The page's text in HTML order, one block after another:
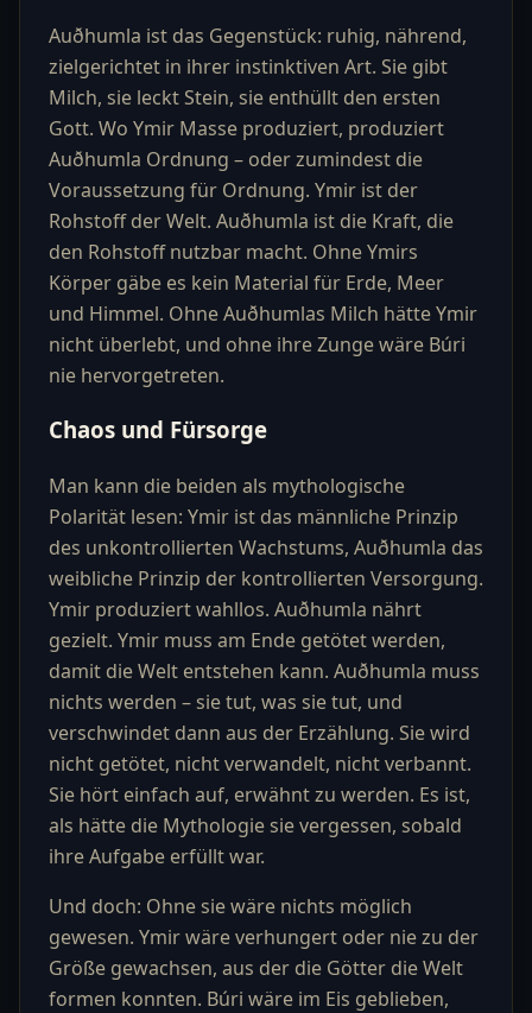
Auðhumla ist das Gegenstück: ruhig, nährend,
zielgerichtet in ihrer instinktiven Art. Sie gibt
Milch, sie leckt Stein, sie enthüllt den ersten
Gott. Wo Ymir Masse produziert, produziert
Auðhumla Ordnung – oder zumindest die
Voraussetzung für Ordnung. Ymir ist der
Rohstoff der Welt. Auðhumla ist die Kraft, die
den Rohstoff nutzbar macht. Ohne Ymirs
Körper gäbe es kein Material für Erde, Meer
und Himmel. Ohne Auðhumlas Milch hätte Ymir
nicht überlebt, und ohne ihre Zunge wäre Búri
nie hervorgetreten.
Chaos und Fürsorge
Man kann die beiden als mythologische
Polarität lesen: Ymir ist das männliche Prinzip
des unkontrollierten Wachstums, Auðhumla das
weibliche Prinzip der kontrollierten Versorgung.
Ymir produziert wahllos. Auðhumla nährt
gezielt. Ymir muss am Ende getötet werden,
damit die Welt entstehen kann. Auðhumla muss
nichts werden – sie tut, was sie tut, und
verschwindet dann aus der Erzählung. Sie wird
nicht getötet, nicht verwandelt, nicht verbannt.
Sie hört einfach auf, erwähnt zu werden. Es ist,
als hätte die Mythologie sie vergessen, sobald
ihre Aufgabe erfüllt war.
Und doch: Ohne sie wäre nichts möglich
gewesen. Ymir wäre verhungert oder nie zu der
Größe gewachsen, aus der die Götter die Welt
formen konnten. Búri wäre im Eis geblieben,